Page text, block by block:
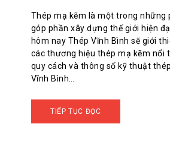
Thép mạ kẽm là một trong những
góp phần xây dựng thế giới hiện
hôm nay Thép Vĩnh Bình sẽ giới
các thương hiệu thép mạ kẽm nổi
quy cách và thông số kỹ thuật
Vĩnh Bình…
TIẾP TỤC ĐỌC